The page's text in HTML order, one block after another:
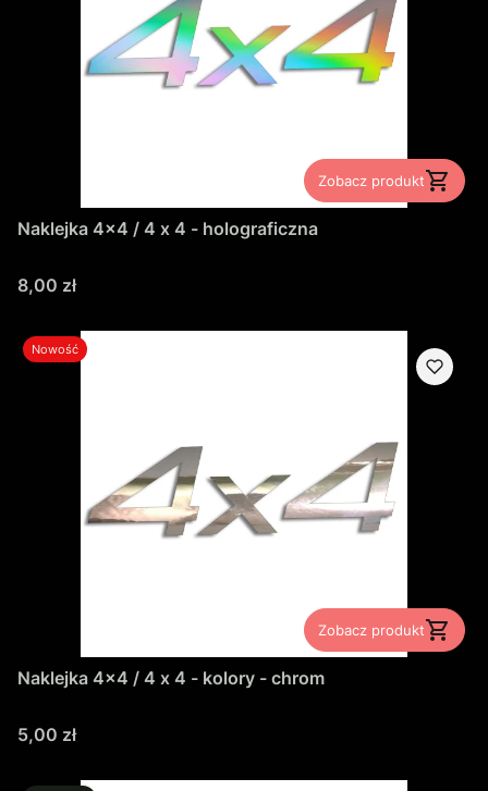
Zobacz produkt
Naklejka 4x4 / 4 x 4 - holograficzna
Cena
8,00 zł
Nowość
Zobacz produkt
Naklejka 4x4 / 4 x 4 - kolory - chrom
Cena
5,00 zł